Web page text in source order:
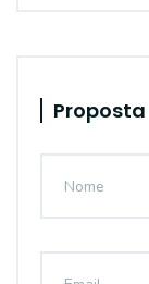
Proposta